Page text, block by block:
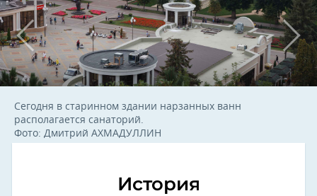
Сегодня в старинном здании нарзанных ванн
располагается санаторий.
Фото: Дмитрий АХМАДУЛЛИН
История